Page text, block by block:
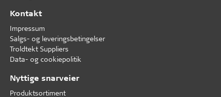
Kontakt
Impressum
Salgs- og leveringsbetingelser
Troldtekt Suppliers
Data- og cookiepolitik
Nyttige snarveier
Produktsortiment